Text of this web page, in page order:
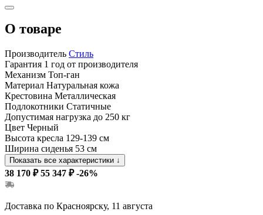
О товаре
Производитель Стиль
Гарантия 1 год от производителя
Механизм Топ-ган
Материал Натуральная кожа
Крестовина Металлическая
Подлокотники Статичные
Допустимая нагрузка до 250 кг
Цвет Черный
Высота кресла 129-139 см
Ширина сиденья 53 см
Показать все характеристики ↓
38 170 ₽ 55 347 ₽ -26%
Доставка по Красноярску, 11 августа